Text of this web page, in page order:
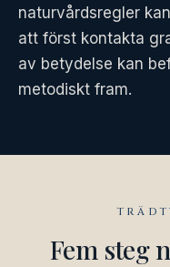
naturvårdsregler
att först kontakta
av betydelse kan
metodiskt fram.
Fem steg